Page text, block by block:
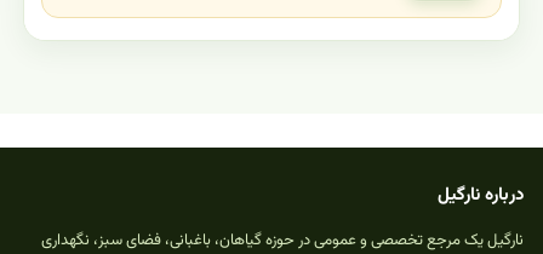
درباره نارگیل
نارگیل یک مرجع تخصصی و عمومی در حوزه گیاهان، باغبانی، فضای سبز، نگهداری